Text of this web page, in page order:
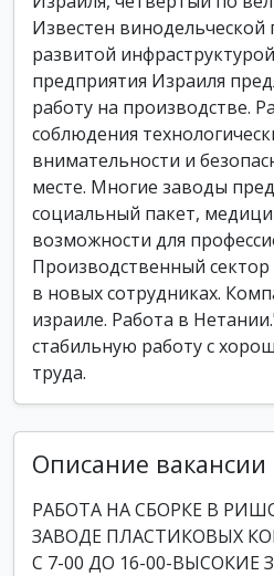
Известен
развитой
предприятия Израиля
работу на производстве.
соблюдения
внимательности и
месте. Многие заводы
социальный пакет,
возможности для
Производственный сектор
в новых сотрудниках.
израиле. Работа в
стабильную работу с
труда.
Описание вакансии
РАБОTA НА СБОРКE В
ЗАВОДЕ ПЛАСТИКОВЫХ
С 7-00 ДО 16-00-ВЫСОКИЕ